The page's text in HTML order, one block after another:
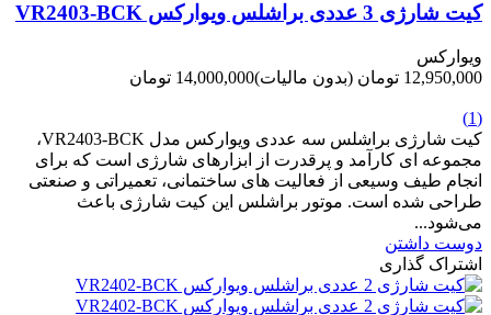
کیت شارژی 3 عددی براشلس ویوارکس VR2403-BCK
ویوارکس
12,950,000 تومان
(بدون مالیات)14,000,000 تومان
(1)
کیت شارژی براشلس سه عددی ویوارکس مدل VR2403-BCK،
مجموعه ای کارآمد و پرقدرت از ابزارهای شارژی است که برای
انجام طیف وسیعی از فعالیت های ساختمانی، تعمیراتی و صنعتی
طراحی شده است. موتور براشلس این کیت شارژی باعث
می‌شود...
دوست داشتن
اشتراک گذاری